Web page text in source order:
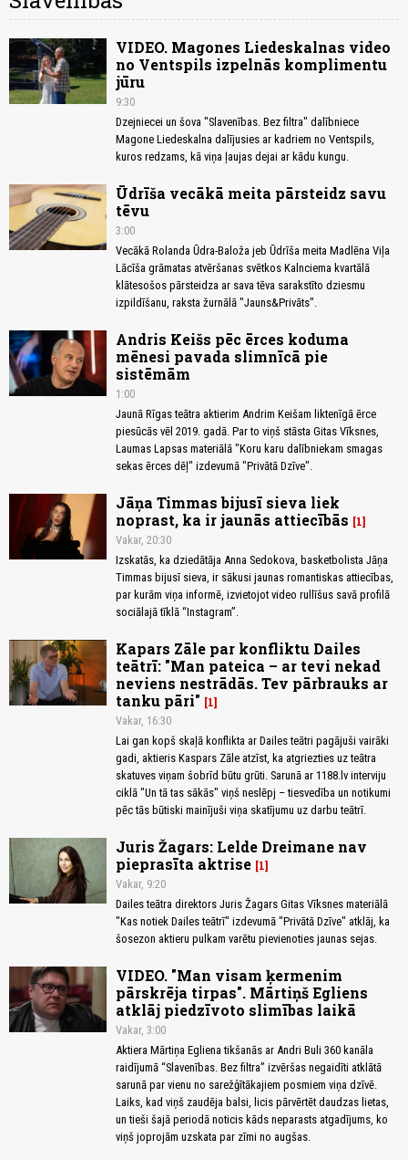
VIDEO. Magones Liedeskalnas video
no Ventspils izpelnās komplimentu
jūru
9:30
Dzejniecei un šova "Slavenības. Bez filtra" dalībniece
Magone Liedeskalna dalījusies ar kadriem no Ventspils,
kuros redzams, kā viņa ļaujas dejai ar kādu kungu.
Ūdrīša vecākā meita pārsteidz savu
tēvu
3:00
Vecākā Rolanda Ūdra-Baloža jeb Ūdrīša meita Madlēna Viļa
Lācīša grāmatas atvēršanas svētkos Kalnciema kvartālā
klātesošos pārsteidza ar sava tēva sarakstīto dziesmu
izpildīšanu, raksta žurnālā "Jauns&Privāts".
Andris Keišs pēc ērces koduma
mēnesi pavada slimnīcā pie
sistēmām
1:00
Jaunā Rīgas teātra aktierim Andrim Keišam liktenīgā ērce
piesūcās vēl 2019. gadā. Par to viņš stāsta Gitas Vīksnes,
Laumas Lapsas materiālā "Koru karu dalībniekam smagas
sekas ērces dēļ" izdevumā "Privātā Dzīve".
Jāņa Timmas bijusī sieva liek
noprast, ka ir jaunās attiecībās
1
Vakar, 20:30
Izskatās, ka dziedātāja Anna Sedokova, basketbolista Jāņa
Timmas bijusī sieva, ir sākusi jaunas romantiskas attiecības,
par kurām viņa informē, izvietojot video rullīšus savā profilā
sociālajā tīklā “Instagram”.
Kapars Zāle par konfliktu Dailes
teātrī: "Man pateica – ar tevi nekad
neviens nestrādās. Tev pārbrauks ar
tanku pāri"
1
Vakar, 16:30
Lai gan kopš skaļā konflikta ar Dailes teātri pagājuši vairāki
gadi, aktieris Kaspars Zāle atzīst, ka atgriezties uz teātra
skatuves viņam šobrīd būtu grūti. Sarunā ar 1188.lv interviju
ciklā "Un tā tas sākās" viņš neslēpj – tiesvedība un notikumi
pēc tās būtiski mainījuši viņa skatījumu uz darbu teātrī.
Juris Žagars: Lelde Dreimane nav
pieprasīta aktrise 1
Vakar, 9:20
Dailes teātra direktors Juris Žagars Gitas Vīksnes materiālā
"Kas notiek Dailes teātrī" izdevumā "Privātā Dzīve" atklāj, ka
šosezon aktieru pulkam varētu pievienoties jaunas sejas.
VIDEO. "Man visam ķermenim
pārskrēja tirpas". Mārtiņš Egliens
atklāj piedzīvoto slimības laikā
Vakar, 3:00
Aktiera Mārtiņa Egliena tikšanās ar Andri Buli 360 kanāla
raidījumā “Slavenības. Bez filtra” izvēršas negaidīti atklātā
sarunā par vienu no sarežģītākajiem posmiem viņa dzīvē.
Laiks, kad viņš zaudēja balsi, licis pārvērtēt daudzas lietas,
un tieši šajā periodā noticis kāds neparasts atgadījums, ko
viņš joprojām uzskata par zīmi no augšas.